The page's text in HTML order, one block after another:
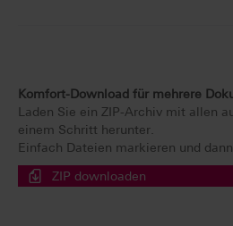
Komfort-Download für mehrere
Laden Sie ein ZIP-Archiv mit allen
einem Schritt herunter.
Einfach Dateien markieren und
ZIP downloaden